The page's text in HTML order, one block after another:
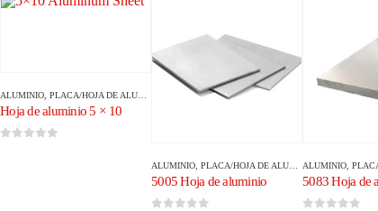
ALUMINIO PLACA/HOJA DE ALUMINIO
Hoja de aluminio 5 × 10
ALUMINIO PLACA/HOJA DE ALUMINIO
5005 Hoja de aluminio
ALUMINIO PLACA/
5083 Hoja de